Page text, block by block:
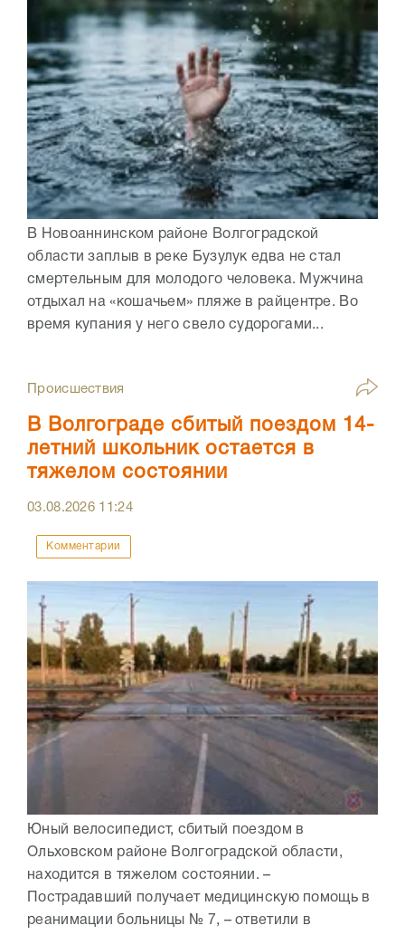
В Новоаннинском районе Волгоградской
области заплыв в реке Бузулук едва не стал
смертельным для молодого человека. Мужчина
отдыхал на «кошачьем» пляже в райцентре. Во
время купания у него свело судорогами...
Происшествия
В Волгограде сбитый поездом 14-
летний школьник остается в
тяжелом состоянии
03.08.2026 11:24
Комментарии
Юный велосипедист, сбитый поездом в
Ольховском районе Волгоградской области,
находится в тяжелом состоянии. –
Пострадавший получает медицинскую помощь в
реанимации больницы № 7, – ответили в